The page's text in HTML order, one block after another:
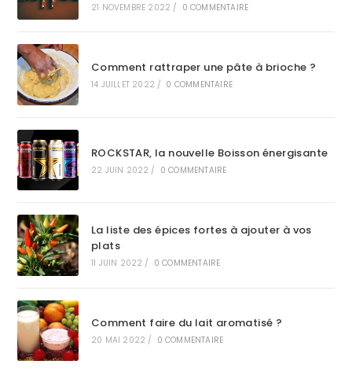
21 NOVEMBRE 2022 / 0 COMMENTAIRE
Comment rattraper une pâte à brioche ?
14 JUILLET 2022 / 0 COMMENTAIRE
ROCKSTAR, la nouvelle Boisson énergisante
22 JUIN 2022 / 0 COMMENTAIRE
La liste des épices fortes à ajouter à vos
plats
11 JUIN 2022 / 0 COMMENTAIRE
Comment faire du lait aromatisé ?
20 MAI 2022 / 0 COMMENTAIRE